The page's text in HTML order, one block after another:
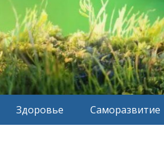
Здоровье Саморазвитие